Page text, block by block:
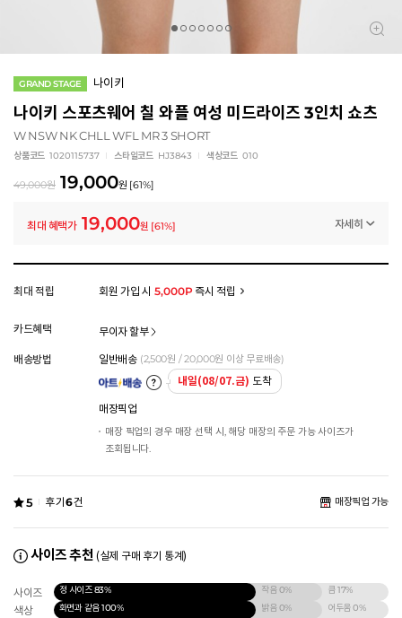
GRAND STAGE 나이키
나이키 스포츠웨어 칠 와플 여성 미드라이즈 3인치 쇼츠
W NSW NK CHLL WFL MR 3 SHORT
상품코드 1020115737 스타일코드 HJ3843 색상코드 010
49,000원 19,000원 [61%]
최대 혜택가 19,000원 [61%] 자세히
모든 혜택이 적용된 금액으로, 실제 결제 금액과는 차이가 있을 수 있습니다.
최대 적립 회원 가입 시 5,000P즉시 적립
카드혜택 무이자 할부
배송방법 일반배송 (2,500원 /20,000원 이상 무료배송)
내일(08/07.금) 도착
매장픽업
매장 픽업의 경우 매장 선택 시, 해당 매장의 주문 가능 사이즈가
조회됩니다.
5 후기6건 매장픽업 가능
사이즈 추천 (실제 구매 후기 통계)
사이즈 정 사이즈83% 작음0% 큼17%
색상 화면과 같음100% 밝음0% 어두움0%